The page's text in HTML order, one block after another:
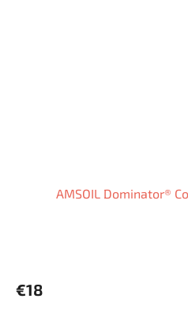
AMSOIL Dominator®
€18